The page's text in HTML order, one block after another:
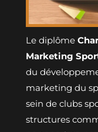
Le diplôme
Marketing
du
marketing du
sein de clubs
structures